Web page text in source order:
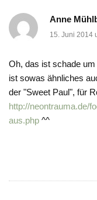
Anne
15. Juni 2014
Oh, das ist schade
ist sowas ähnliches
der "Sweet Paul", für
http://neontrauma.de/
aus.php ^^